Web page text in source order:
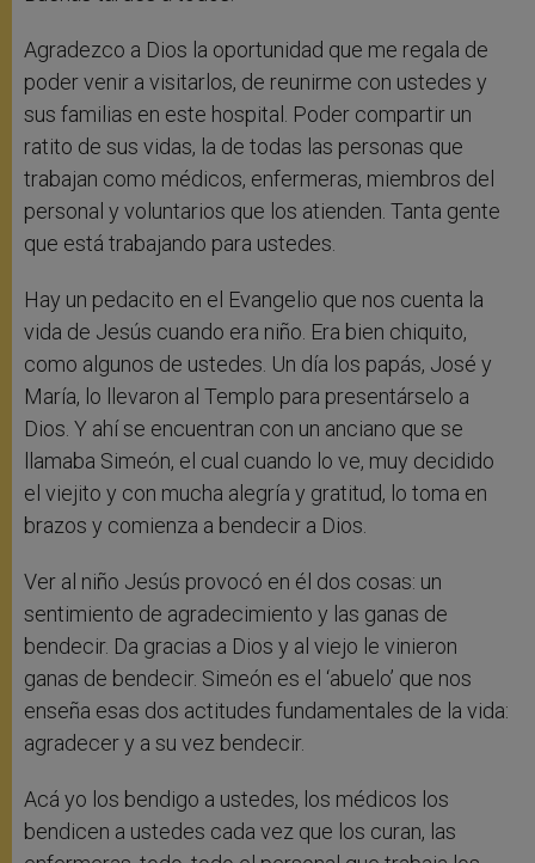
Agradezco a Dios la oportunidad que me regala de
poder venir a visitarlos, de reunirme con ustedes y
sus familias en este hospital. Poder compartir un
ratito de sus vidas, la de todas las personas que
trabajan como médicos, enfermeras, miembros del
personal y voluntarios que los atienden. Tanta gente
que está trabajando para ustedes.
Hay un pedacito en el Evangelio que nos cuenta la
vida de Jesús cuando era niño. Era bien chiquito,
como algunos de ustedes. Un día los papás, José y
María, lo llevaron al Templo para presentárselo a
Dios. Y ahí se encuentran con un anciano que se
llamaba Simeón, el cual cuando lo ve, muy decidido
el viejito y con mucha alegría y gratitud, lo toma en
brazos y comienza a bendecir a Dios.
Ver al niño Jesús provocó en él dos cosas: un
sentimiento de agradecimiento y las ganas de
bendecir. Da gracias a Dios y al viejo le vinieron
ganas de bendecir. Simeón es el ‘abuelo’ que nos
enseña esas dos actitudes fundamentales de la vida:
agradecer y a su vez bendecir.
Acá yo los bendigo a ustedes, los médicos los
bendicen a ustedes cada vez que los curan, las